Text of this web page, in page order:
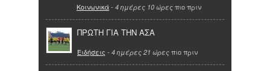
Κοινωνικά- 4 ημέρες 10 ώρες πιο πριν
ΠΡΩΤΗ ΓΙΑ ΤΗΝ ΑΣΑ
Ειδήσεις - 4 ημέρες 21 ώρες πιο πριν